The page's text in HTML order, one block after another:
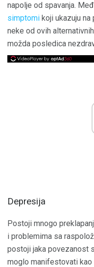
napolje od spavanja.
simptomi koji ukazuju
neke od ovih
možda posledica
Depresija
Postoji mnogo
i problemima sa
postoji jaka povezanost
moglo manifestovati